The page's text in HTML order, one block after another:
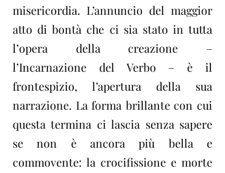
misericordia. L’annuncio del maggior
atto di bontà che ci sia stato in tutta
l’opera della creazione –
l’Incarnazione del Verbo – è il
frontespizio, l’apertura della sua
narrazione. La forma brillante con cui
questa termina ci lascia senza sapere
se non è ancora più bella e
commovente: la crocifissione e morte